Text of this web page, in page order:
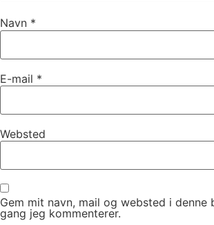
Navn *
E-mail *
Websted
Gem mit navn, mail og websted i
gang jeg kommenterer.